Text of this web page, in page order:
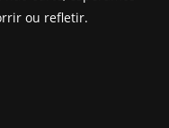
ou refletir.